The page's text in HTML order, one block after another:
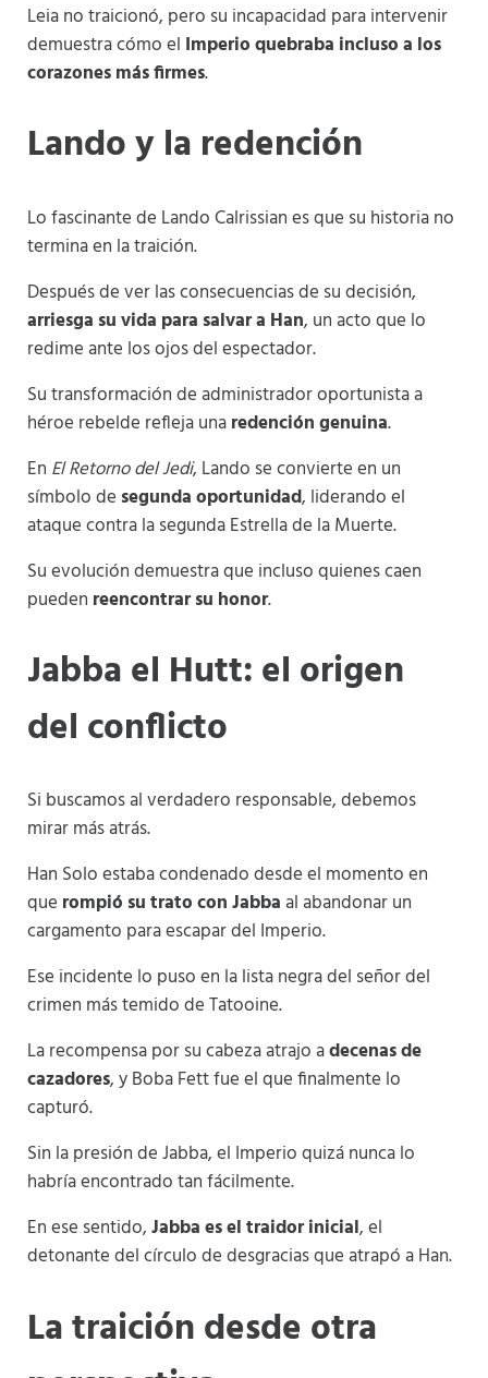
Leia no traicionó, pero su incapacidad para intervenir
demuestra cómo el Imperio quebraba incluso a los
corazones más firmes.
Lando y la redención
Lo fascinante de Lando Calrissian es que su historia no
termina en la traición.
Después de ver las consecuencias de su decisión,
arriesga su vida para salvar a Han, un acto que lo
redime ante los ojos del espectador.
Su transformación de administrador oportunista a
héroe rebelde refleja unaredención genuina.
En El Retorno del Jedi, Lando se convierte en un
símbolo de segunda oportunidad, liderando el
ataque contra la segunda Estrella de la Muerte.
Su evolución demuestra que incluso quienes caen
pueden reencontrar su honor.
Jabba el Hutt: el origen
del conflicto
Si buscamos al verdadero responsable, debemos
mirar más atrás.
Han Solo estaba condenado desde el momento en
que rompió su trato con Jabbaal abandonar un
cargamento para escapar del Imperio.
Ese incidente lo puso en la lista negra del señor del
crimen más temido de Tatooine.
La recompensa por su cabeza atrajo adecenas de
cazadores, y Boba Fett fue el que finalmente lo
capturó.
Sin la presión de Jabba, el Imperio quizá nunca lo
habría encontrado tan fácilmente.
En ese sentido,Jabba es el traidor inicial, el
detonante del círculo de desgracias que atrapó a Han.
La traición desde otra